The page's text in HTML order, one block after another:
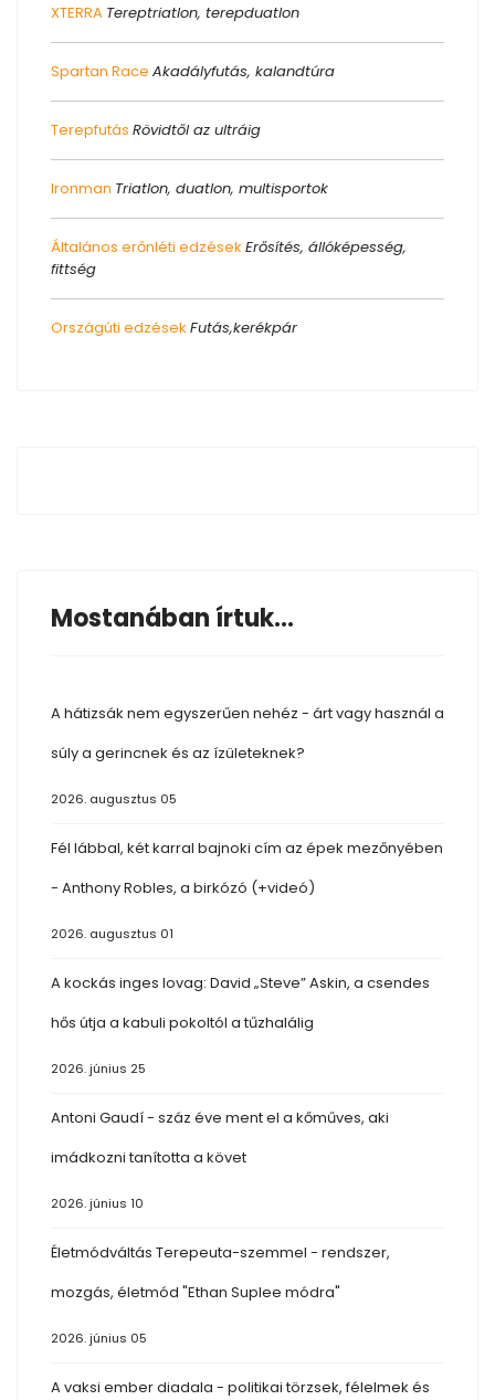
XTERRA Tereptriatlon, terepduatlon
Spartan Race Akadályfutás, kalandtúra
Terepfutás Rövidtől az ultráig
Ironman Triatlon, duatlon, multisportok
Általános erőnléti edzések Erősítés, állóképesség,
fittség
Országúti edzések Futás,kerékpár
Mostanában írtuk...
A hátizsák nem egyszerűen nehéz - árt vagy használ a
súly a gerincnek és az ízületeknek?
2026. augusztus 05
Fél lábbal, két karral bajnoki cím az épek mezőnyében
- Anthony Robles, a birkózó (+videó)
2026. augusztus 01
A kockás inges lovag: David „Steve” Askin, a csendes
hős útja a kabuli pokoltól a tűzhalálig
2026. június 25
Antoni Gaudí - száz éve ment el a kőműves, aki
imádkozni tanította a követ
2026. június 10
Életmódváltás Terepeuta-szemmel - rendszer,
mozgás, életmód "Ethan Suplee módra"
2026. június 05
A vaksi ember diadala - politikai törzsek, félelmek és